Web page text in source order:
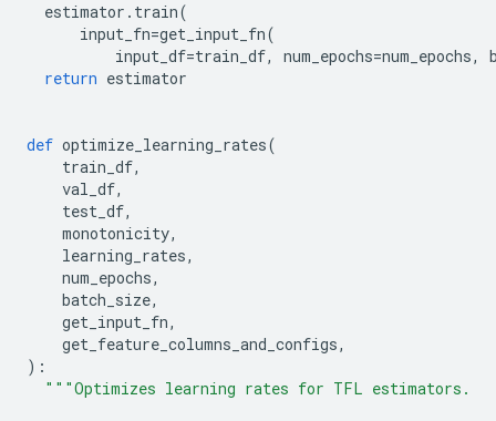
estimator . train(
input_fn=get_input_fn(
input_df=train_df, num_epochs=num_epochs,
return estimator
def optimize_learning_rates(
train_df,
val_df,
test_df,
monotonicity,
learning_rates,
num_epochs,
batch_size,
get_input_fn,
get_feature_columns_and_configs,
):
"""Optimizes learning rates for TFL estimators.